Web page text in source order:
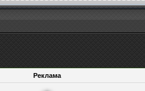
Реклама